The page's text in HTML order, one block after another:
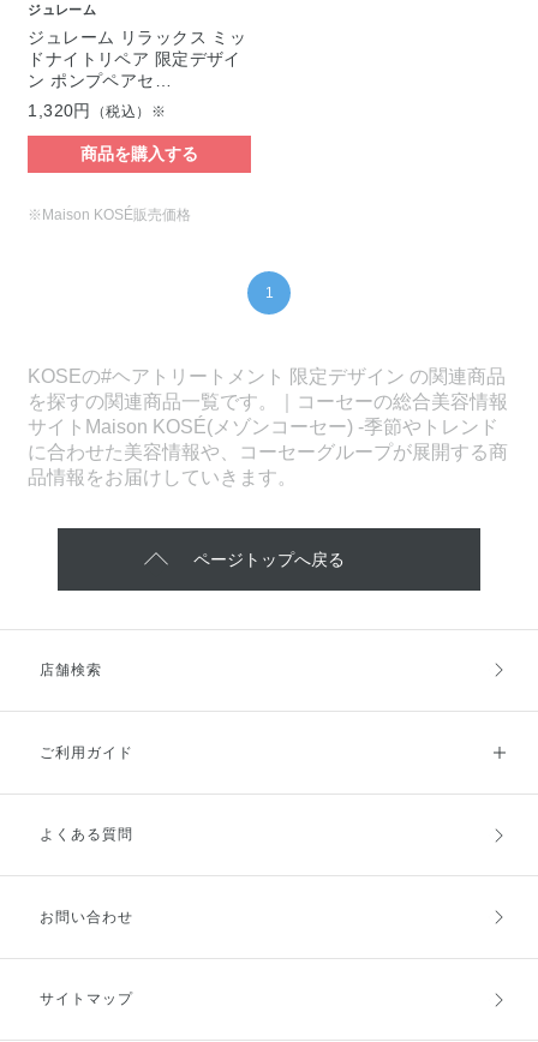
ジュレーム
ジュレーム リラックス ミッ
ドナイトリペア 限定デザイ
ン ポンプペアセ…
1,320円
（税込）※
商品を購入する
※Maison KOSÉ販売価格
1
KOSEの#ヘアトリートメント 限定デザイン の関連商品
を探すの関連商品一覧です。｜コーセーの総合美容情報
サイトMaison KOSÉ(メゾンコーセー) -季節やトレンド
に合わせた美容情報や、コーセーグループが展開する商
品情報をお届けしていきます。
ページトップへ戻る
店舗検索
ご利用ガイド
ご利用ガイドトップ
お支払方法
キャンセル・返品・交換
よくある質問
お問い合わせ
サイトマップ